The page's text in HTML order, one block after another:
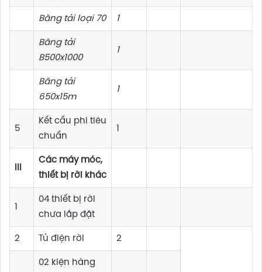
Băng tải loại 70 1
Băng tải
B500x1000
1
Băng tải
650x15m
1
5
Kết cấu phi tiêu
chuẩn
1
Các máy móc,
thiết bị rời khác
1
04 thiết bị rời
chưa lắp đặt
2 Tủ điện rời 2
02 kiện hàng